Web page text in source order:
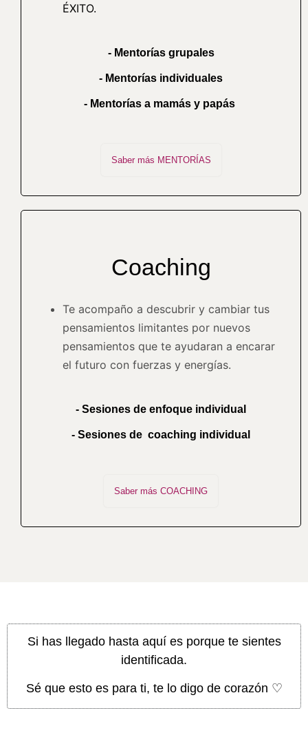
ÉXITO.
- Mentorías grupales
- Mentorías individuales
- Mentorías a mamás y papás
Saber más MENTORÍAS
Coaching
Te acompaño a descubrir y cambiar tus
pensamientos limitantes por nuevos
pensamientos que te ayudaran a encarar
el futuro con fuerzas y energías.
- Sesiones de enfoque individual
- Sesiones de coaching individual
Saber más COACHING
Si has llegado hasta aquí es porque te sientes
identificada.
Sé que esto es para ti, te lo digo de corazón ♡